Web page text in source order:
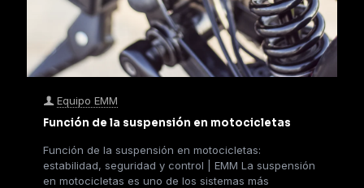
Equipo EMM
Función de la suspensión en motocicletas
Función de la suspensión en motocicletas:
estabilidad, seguridad y control | EMM La suspensión
en motocicletas es uno de los sistemas más